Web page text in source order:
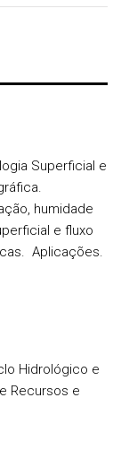
Superficial e
humidade
e fluxo
Aplicações.
Hidrológico e
Recursos e